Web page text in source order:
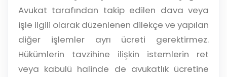
Avukat tarafından takip edilen dava veya
işle ilgili olarak düzenlenen dilekçe ve yapılan
diğer işlemler ayrı ücreti gerektirmez.
Hükümlerin tavzihine ilişkin istemlerin ret
veya kabulü halinde de avukatlık ücretine